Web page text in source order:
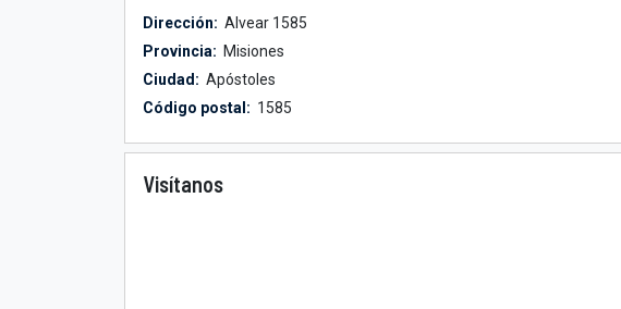
Dirección: Alvear 1585
Provincia: Misiones
Ciudad: Apóstoles
Código postal: 1585
Visítanos